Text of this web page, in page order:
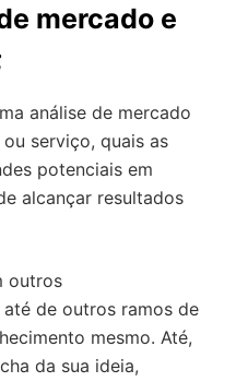
mercado e
análise de mercado
serviço, quais as
potenciais em
alcançar resultados
outros
de outros ramos de
mesmo. Até,
da sua ideia,